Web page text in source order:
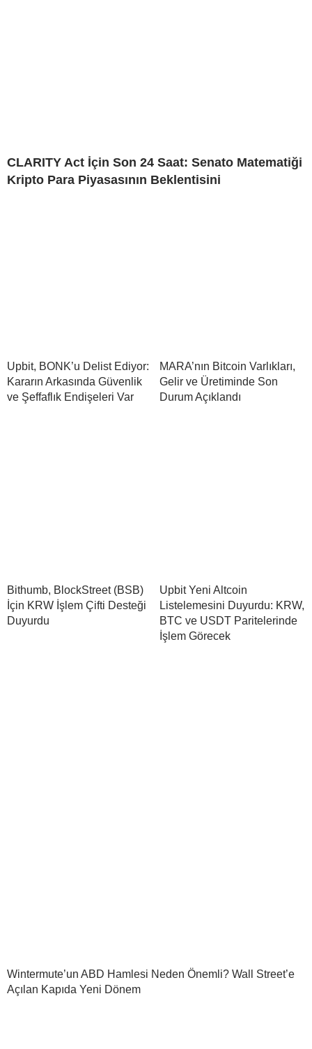
CLARITY Act İçin Son 24 Saat: Senato Matematiği
Kripto Para Piyasasının Beklentisini
Upbit, BONK’u Delist Ediyor:
Kararın Arkasında Güvenlik
ve Şeffaflık Endişeleri Var
MARA’nın Bitcoin Varlıkları,
Gelir ve Üretiminde Son
Durum Açıklandı
Bithumb, BlockStreet (BSB)
İçin KRW İşlem Çifti Desteği
Duyurdu
Upbit Yeni Altcoin
Listelemesini Duyurdu: KRW,
BTC ve USDT Paritelerinde
İşlem Görecek
Wintermute’un ABD Hamlesi Neden Önemli? Wall Street’e
Açılan Kapıda Yeni Dönem